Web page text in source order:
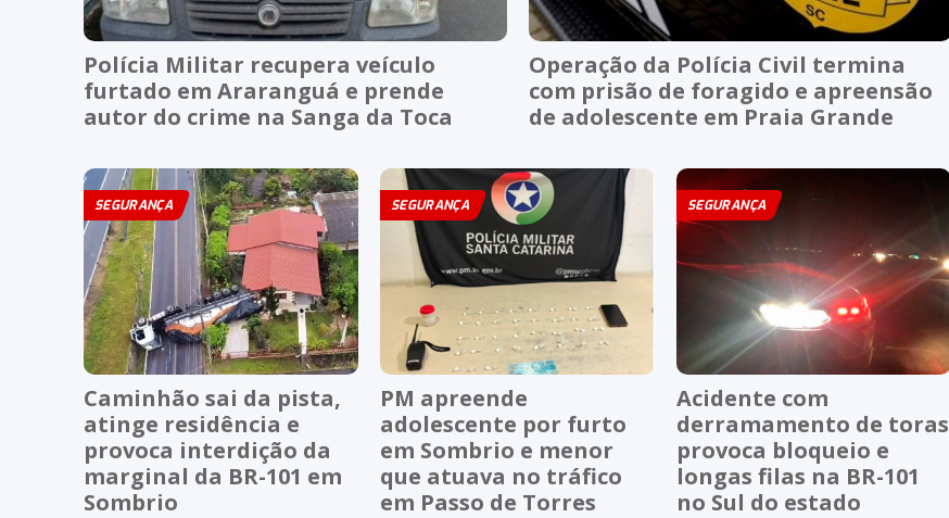
Polícia Militar recupera veículo
furtado em Araranguá e prende
autor do crime na Sanga da Toca
Operação da Polícia Civil termina
com prisão de foragido e apreensão
de adolescente em Praia Grande
SEGURANÇA
Caminhão sai da pista,
atinge residência e
provoca interdição da
marginal da BR-101 em
Sombrio
SEGURANÇA
PM apreende
adolescente por furto
em Sombrio e menor
que atuava no tráfico
em Passo de Torres
SEGURANÇA
Acidente com
derramamento de toras
provoca bloqueio e
longas filas na BR-101
no Sul do estado